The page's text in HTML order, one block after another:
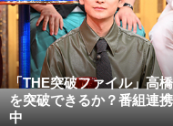
「THE突破ファイル」高
を突破できるか？番組連
中